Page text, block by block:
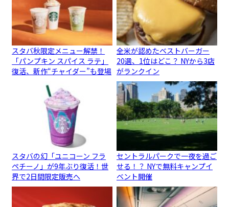
スタバ秋限定メニュー解禁！
「パンプキン スパイス ラテ」
復活、新作“チャイダー”も登場
全米が認めたベストバーガー
20選、1位はどこ？ NYから3店
がランクイン
スタバの幻「ユニコーン フラ
ペチーノ」が9年ぶり復活！世
界で2日間限定販売へ
セントラルパークで一夜を過ご
せる！？ NYで無料キャンプイ
ベント開催